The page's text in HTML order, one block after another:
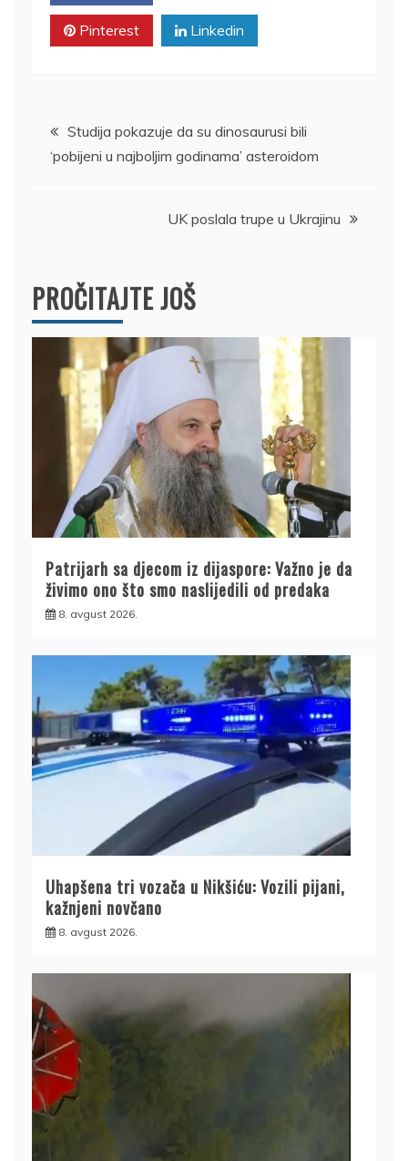
Pinterest Linkedin
Kretanje
članka
Studija pokazuje da su dinosaurusi bili
‘pobijeni u najboljim godinama’ asteroidom
UK poslala trupe u Ukrajinu
PROČITAJTE JOŠ
Patrijarh sa djecom iz dijaspore: Važno je da
živimo ono što smo naslijedili od predaka
8. avgust 2026.
Uhapšena tri vozača u Nikšiću: Vozili pijani,
kažnjeni novčano
8. avgust 2026.